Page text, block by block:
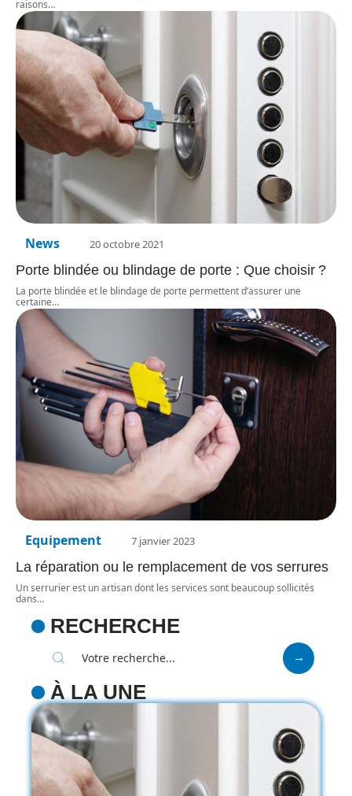
raisons…
News 20 octobre 2021
Porte blindée ou blindage de porte : Que choisir ?
La porte blindée et le blindage de porte permettent d’assurer une
certaine…
Equipement 7 janvier 2023
La réparation ou le remplacement de vos serrures
Un serrurier est un artisan dont les services sont beaucoup sollicités
dans…
RECHERCHE
À LA UNE